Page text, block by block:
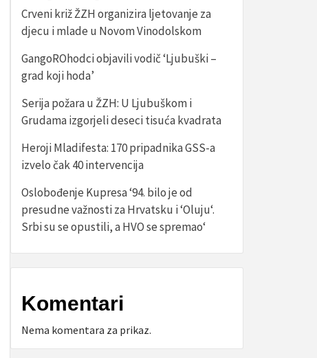
Crveni križ ŽZH organizira ljetovanje za
djecu i mlade u Novom Vinodolskom
GangoROhodci objavili vodič ‘Ljubuški –
grad koji hoda’
Serija požara u ŽZH: U Ljubuškom i
Grudama izgorjeli deseci tisuća kvadrata
Heroji Mladifesta: 170 pripadnika GSS-a
izvelo čak 40 intervencija
Oslobođenje Kupresa ‘94. bilo je od
presudne važnosti za Hrvatsku i ‘Oluju‘.
Srbi su se opustili, a HVO se spremao‘
Komentari
Nema komentara za prikaz.